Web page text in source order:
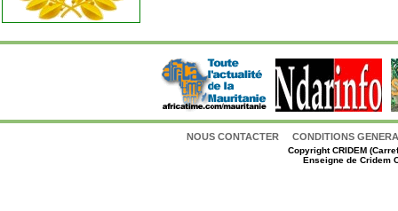
NOUS CONTACTER CONDITIONS
CopyrightCRIDEM
Enseigne de Cridem